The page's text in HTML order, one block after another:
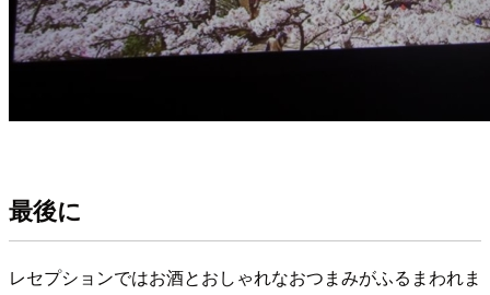
最後に
レセプションではお酒とおしゃれなおつまみがふるまわれま